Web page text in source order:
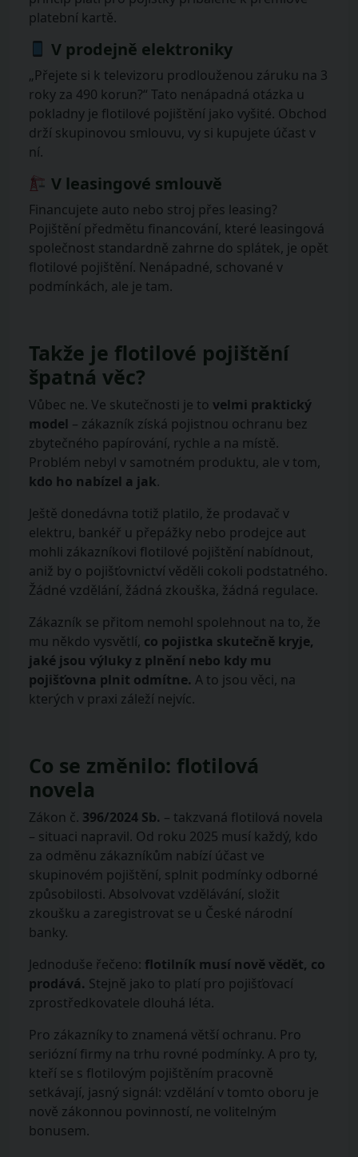
platební kartě.
V prodejně elektroniky
„Přejete si k televizoru prodlouženou záruku na 3
roky za 490 korun?“ Tato nenápadná otázka u
pokladny je flotilové pojištění jako vyšité. Obchod
drží skupinovou smlouvu, vy si kupujete účast v
ní.
V leasingové smlouvě
Financujete auto nebo stroj přes leasing?
Pojištění předmětu financování, které leasingová
společnost standardně zahrne do splátek, je opět
flotilové pojištění. Nenápadné, schované v
podmínkách, ale je tam.
Takže je flotilové pojištění
špatná věc?
Vůbec ne. Ve skutečnosti je to velmi praktický
model – zákazník získá pojistnou ochranu bez
zbytečného papírování, rychle a na místě.
Problém nebyl v samotném produktu, ale v tom,
kdo ho nabízel a jak.
Ještě donedávna totiž platilo, že prodavač v
elektru, bankéř u přepážky nebo prodejce aut
mohli zákazníkovi flotilové pojištění nabídnout,
aniž by o pojišťovnictví věděli cokoli podstatného.
Žádné vzdělání, žádná zkouška, žádná regulace.
Zákazník se přitom nemohl spolehnout na to, že
mu někdo vysvětlí, co pojistka skutečně kryje,
jaké jsou výluky z plnění nebo kdy mu
pojišťovna plnit odmítne. A to jsou věci, na
kterých v praxi záleží nejvíc.
Co se změnilo: flotilová
novela
Zákon č. 396/2024 Sb. – takzvaná flotilová novela
– situaci napravil. Od roku 2025 musí každý, kdo
za odměnu zákazníkům nabízí účast ve
skupinovém pojištění, splnit podmínky odborné
způsobilosti. Absolvovat vzdělávání, složit
zkoušku a zaregistrovat se u České národní
banky.
Jednoduše řečeno: flotilník musí nově vědět, co
prodává. Stejně jako to platí pro pojišťovací
zprostředkovatele dlouhá léta.
Pro zákazníky to znamená větší ochranu. Pro
seriózní firmy na trhu rovné podmínky. A pro ty,
kteří se s flotilovým pojištěním pracovně
setkávají, jasný signál: vzdělání v tomto oboru je
nově zákonnou povinností, ne volitelným
bonusem.